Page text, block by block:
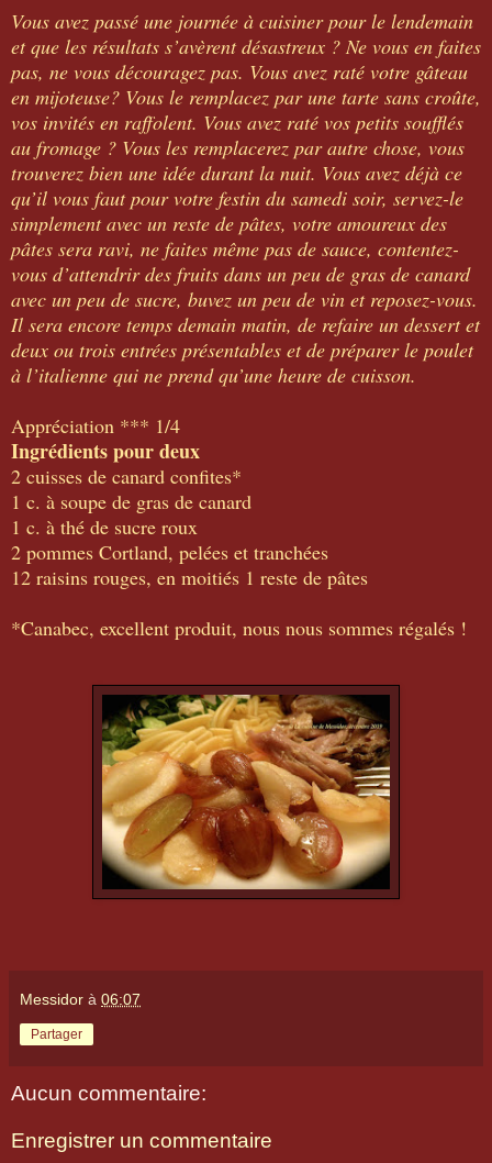
Vous avez passé une journée à cuisiner pour le lendemain
et que les résultats s’avèrent désastreux ? Ne vous en faites
pas, ne vous découragez pas. Vous avez raté votre gâteau
en mijoteuse? Vous le remplacez par une tarte sans croûte,
vos invités en raffolent. Vous avez raté vos petits soufflés
au fromage ? Vous les remplacerez par autre chose, vous
trouverez bien une idée durant la nuit. Vous avez déjà ce
qu’il vous faut pour votre festin du samedi soir, servez-le
simplement avec un reste de pâtes, votre amoureux des
pâtes sera ravi, ne faites même pas de sauce, contentez-
vous d’attendrir des fruits dans un peu de gras de canard
avec un peu de sucre, buvez un peu de vin et reposez-vous.
Il sera encore temps demain matin, de refaire un dessert et
deux ou trois entrées présentables et de préparer le poulet
à l’italienne qui ne prend qu’une heure de cuisson.
Appréciation *** 1/4
Ingrédients pour deux
2 cuisses de canard confites*
1 c. à soupe de gras de canard
1 c. à thé de sucre roux
2 pommes Cortland, pelées et tranchées
12 raisins rouges, en moitiés 1 reste de pâtes
*Canabec, excellent produit, nous nous sommes régalés !
Messidor à 06:07
Partager
Aucun commentaire:
Enregistrer un commentaire